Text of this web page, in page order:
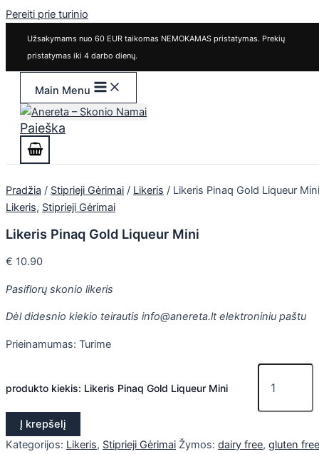
Pereiti prie turinio
Užsakymams nuo 60 EUR taikomas NEMOKAMAS pristatymas. Prekių
pristatymas iki 4 darbo dienų.
Main Menu
Paieška
Pradžia / Stiprieji Gėrimai / Likeris / Likeris Pinaq Gold Liqueur Mini
Likeris, Stiprieji Gėrimai
Likeris Pinaq Gold Liqueur Mini
€ 10.90
Pasiflorų skonio likeris
Dėl didesnio kiekio teirautis info@anereta.lt elektroniniu paštu
Prieinamumas: Turime
produkto kiekis: Likeris Pinaq Gold Liqueur Mini
Į krepšelį
Kategorijos: Likeris, Stiprieji Gėrimai Žymos: dairy free, gluten free